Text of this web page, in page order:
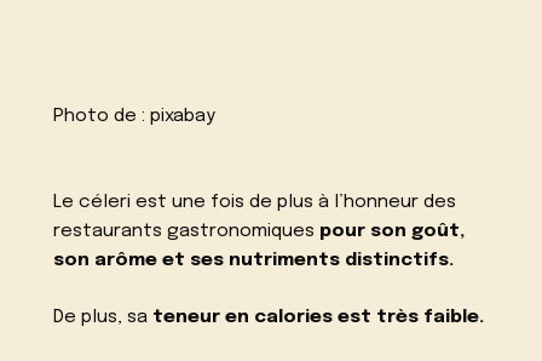
Photo de :pixabay
Le céleri est une fois de plus à l’honneur des
restaurants gastronomiques pour son goût,
son arôme et ses nutriments distinctifs.
De plus, sa teneur en calories est très faible.